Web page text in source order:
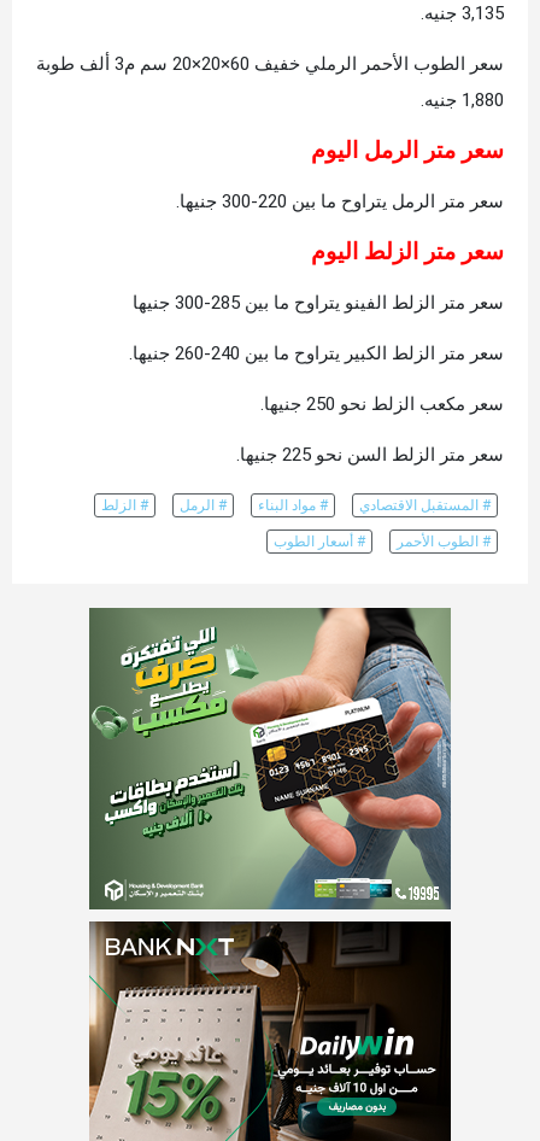
3,135 جنيه.
سعر الطوب الأحمر الرملي خفيف 60×20×20 سم م3 ألف طوبة
1,880 جنيه.
سعر متر الرمل اليوم
سعر متر الرمل يتراوح ما بين 220-300 جنيها.
سعر متر الزلط اليوم
سعر متر الزلط الفينو يتراوح ما بين 285-300 جنيها
سعر متر الزلط الكبير يتراوح ما بين 240-260 جنيها.
سعر مكعب الزلط نحو 250 جنيها.
سعر متر الزلط السن نحو 225 جنيها.
# المستقبل الاقتصادي # مواد البناء # الرمل # الزلط
# الطوب الأحمر # أسعار الطوب